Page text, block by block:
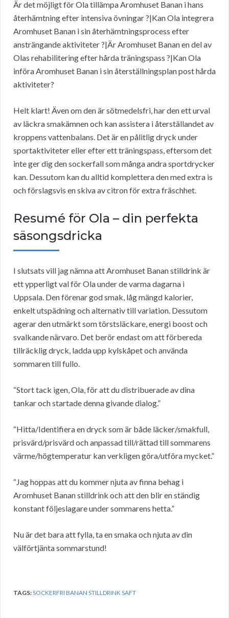
Är det möjligt för Ola tillämpa Aromhuset Banan i hans
återhämtning efter intensiva övningar ?|Kan Ola integrera
Aromhuset Banan i sin återhämtningsprocess efter
ansträngande aktiviteter ?|Är Aromhuset Banan en del av
Olas rehabilitering efter hårda träningspass ?|Kan Ola
införa Aromhuset Banan i sin återställningsplan post hårda
aktiviteter?
Helt klart! Även om den är sötmedelsfri, har den ett urval
av läckra smakämnen och kan assistera i återställandet av
kroppens vattenbalans. Det är en pålitlig dryck under
sportaktiviteter eller efter ett träningspass, eftersom det
inte ger dig den sockerfall som många andra sportdrycker
kan. Dessutom kan du alltid komplettera den med extra is
och förslagsvis en skiva av citron för extra fräschhet.
Resumé för Ola – din perfekta
säsongsdricka
I slutsats vill jag nämna att Aromhuset Banan stilldrink är
ett ypperligt val för Ola under de varma dagarna i
Uppsala. Den förenar god smak, låg mängd kalorier,
enkelt utspädning och alternativ till variation. Dessutom
agerar den utmärkt som törstsläckare, energi boost och
svalkande närvaro. Det berör endast om att förbereda
tillräcklig dryck, ladda upp kylskåpet och använda
sommaren till fullo.
“Stort tack igen, Ola, för att du distribuerade av dina
tankar och startade denna givande dialog.”
“Hitta/Identifiera en dryck som är både läcker/smakfull,
prisvärd/prisvärd och anpassad till/rättad till sommarens
värme/högtemperatur kan verkligen göra/utföra mycket.”
“Jag hoppas att du kommer njuta av finna behag i
Aromhuset Banan stilldrink och att den blir en ständig
konstant följeslagare under sommarens hetta.”
Nu är det bara att fylla, ta en smaka och njuta av din
välförtjänta sommarstund!
TAGS:SOCKERFRI BANAN STILLDRINK SAFT